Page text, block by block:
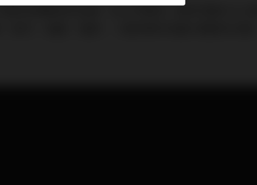
多各種類型的品牌，從入門級別一路到頂級Hi End都